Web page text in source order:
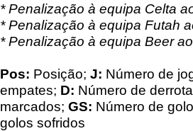
* Penalização à equipa Celta
* Penalização à equipa Futah
* Penalização à equipa Beer
Pos: Posição; J: Número de
empates; D: Número de
marcados; GS: Número de
golos sofridos